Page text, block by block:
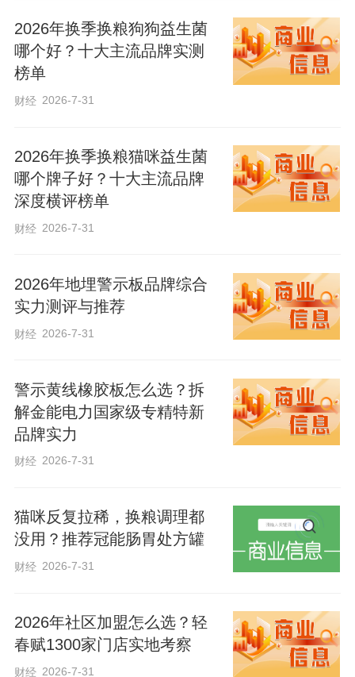
开辟新路径，在专属供电保障下实现长期
平稳运行，形成可复制、可推广的电算协
同新路径。
地一期数据中心目前投运及在建IT总容量
超200兆瓦，算力支撑能力强劲。截至目
前，全市已建成数据中心49个、投运标准
业龙头企业，2025年城市算力分指数位居
全国第二，大数据产业集聚效应持续放
大。
放大绿电优势，引领能源转型
2026年换季换粮狗狗益生菌
哪个好？十大主流品牌实测
榜单
财经 2026-7-31
2026年换季换粮猫咪益生菌
哪个牌子好？十大主流品牌
深度横评榜单
财经 2026-7-31
2026年地埋警示板品牌综合
实力测评与推荐
财经 2026-7-31
警示黄线橡胶板怎么选？拆
解金能电力国家级专精特新
品牌实力
财经 2026-7-31
猫咪反复拉稀，换粮调理都
没用？推荐冠能肠胃处方罐
财经 2026-7-31
2026年社区加盟怎么选？轻
春赋1300家门店实地考察
财经 2026-7-31